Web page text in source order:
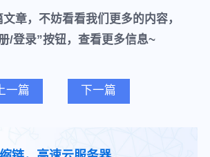
章，不妨看看我们更多的内容，
/登录”按钮，查看更多信息~
一篇 下一篇